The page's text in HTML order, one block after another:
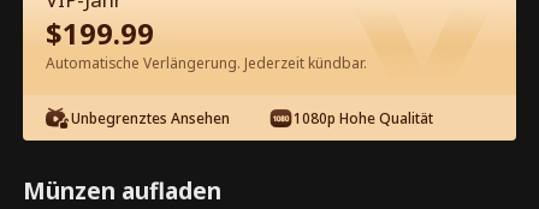
Begegnung Kompletter Film
0-49 50-70
64 65 66 67 68
$199.99
Automatische Verlängerung. Jederzeit kündbar.
Unbegrenztes Ansehen 1080p Hohe Qualität
Münzen aufladen